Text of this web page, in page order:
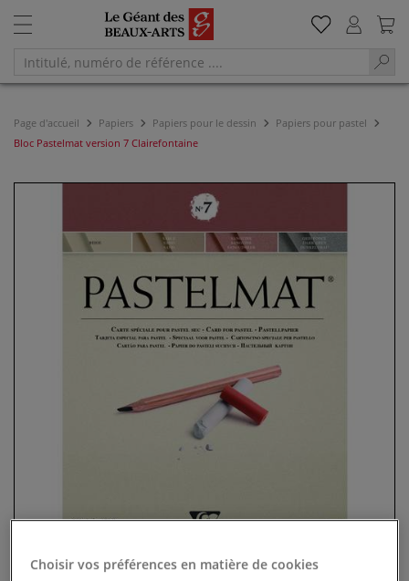
Page d'accueil Papiers Papiers pour le dessin
Papiers pour pastel
Bloc Pastelmat version 7 Clairefontaine
Choisir vos préférences en matière de cookies